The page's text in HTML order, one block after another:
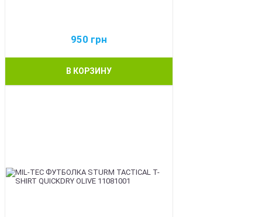
950 грн
В КОРЗИНУ